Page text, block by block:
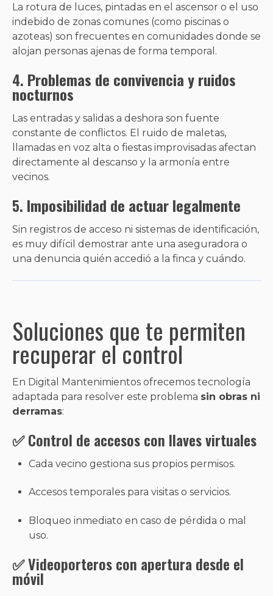
La rotura de luces, pintadas en el ascensor o el uso
indebido de zonas comunes (como piscinas o
azoteas) son frecuentes en comunidades donde se
alojan personas ajenas de forma temporal.
4. Problemas de convivencia y ruidos
nocturnos
Las entradas y salidas a deshora son fuente
constante de conflictos. El ruido de maletas,
llamadas en voz alta o fiestas improvisadas afectan
directamente al descanso y la armonía entre
vecinos.
5. Imposibilidad de actuar legalmente
Sin registros de acceso ni sistemas de identificación,
es muy difícil demostrar ante una aseguradora o
una denuncia quién accedió a la finca y cuándo.
Soluciones que te permiten
recuperar el control
En Digital Mantenimientos ofrecemos tecnología
adaptada para resolver este problema sin obras ni
derramas:
✅ Control de accesos con llaves virtuales
Cada vecino gestiona sus propios permisos.
Accesos temporales para visitas o servicios.
Bloqueo inmediato en caso de pérdida o mal
uso.
✅ Videoporteros con apertura desde el
móvil